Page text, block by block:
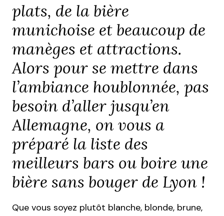
plats, de la bière
munichoise et beaucoup de
manèges et attractions.
Alors pour se mettre dans
l’ambiance houblonnée, pas
besoin d’aller jusqu’en
Allemagne, on vous a
préparé la liste des
meilleurs bars ou boire une
bière sans bouger de Lyon !
Que vous soyez plutôt blanche, blonde, brune,